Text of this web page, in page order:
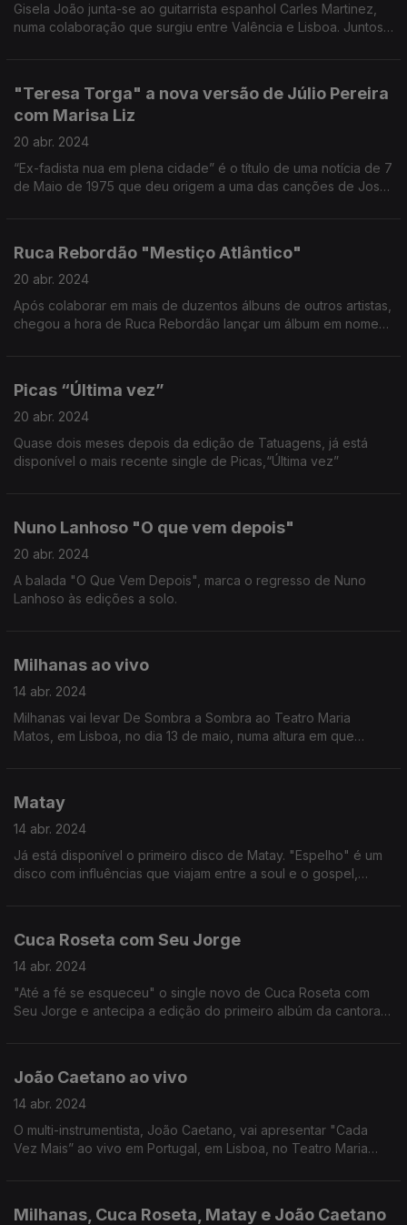
Gisela João junta-se ao guitarrista espanhol Carles Martinez,
numa colaboração que surgiu entre Valência e Lisboa. Juntos,
"Teresa Torga" a nova versão de Júlio Pereira
com Marisa Liz
20 abr. 2024
“Ex-fadista nua em plena cidade” é o título de uma notícia de 7
de Maio de 1975 que deu origem a uma das canções de José
Ruca Rebordão "Mestiço Atlântico"
20 abr. 2024
Após colaborar em mais de duzentos álbuns de outros artistas,
chegou a hora de Ruca Rebordão lançar um álbum em nome
Picas “Última vez”
20 abr. 2024
Quase dois meses depois da edição de Tatuagens, já está
disponível o mais recente single de Picas,“Última vez”
Nuno Lanhoso "O que vem depois"
20 abr. 2024
A balada "O Que Vem Depois", marca o regresso de Nuno
Lanhoso às edições a solo.
Milhanas ao vivo
14 abr. 2024
Milhanas vai levar De Sombra a Sombra ao Teatro Maria
Matos, em Lisboa, no dia 13 de maio, numa altura em que
Matay
14 abr. 2024
Já está disponível o primeiro disco de Matay. "Espelho" é um
disco com influências que viajam entre a soul e o gospel,
Cuca Roseta com Seu Jorge
14 abr. 2024
"Até a fé se esqueceu" o single novo de Cuca Roseta com
Seu Jorge e antecipa a edição do primeiro albúm da cantora
João Caetano ao vivo
14 abr. 2024
O multi-instrumentista, João Caetano, vai apresentar "Cada
Vez Mais” ao vivo em Portugal, em Lisboa, no Teatro Maria
Milhanas, Cuca Roseta, Matay e João Caetano